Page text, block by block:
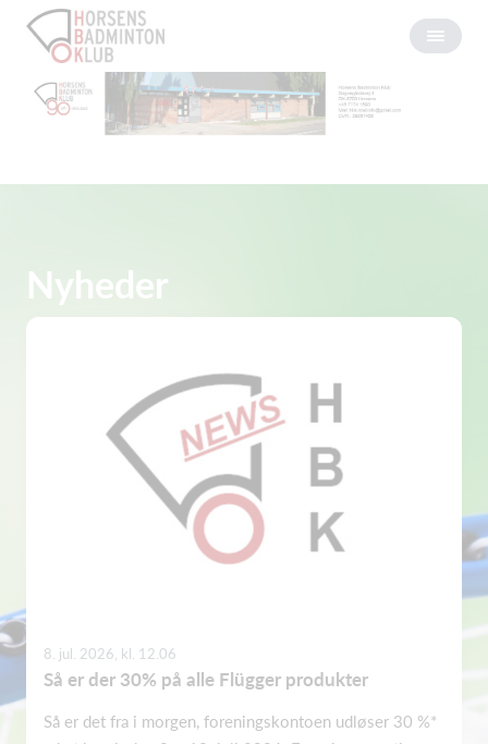
Nyheder
8. jul. 2026, kl. 12.06
Så er der 30% på alle Flügger produkter
Så er det fra i morgen, foreningskontoen udløser 30 %*